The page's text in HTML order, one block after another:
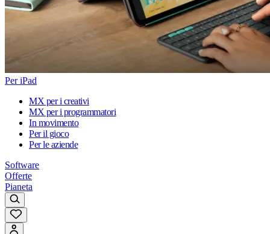
Per iPad
MX per i creativi
MX per i programmatori
In movimento
Per il gioco
Per le aziende
Software
Offerte
Pianeta